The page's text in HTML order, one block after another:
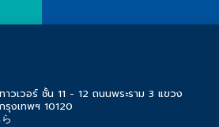
วเวอร์ ชั้น 11 - 12 ถนนพระราม 3 แขวง
รุงเทพฯ 10120